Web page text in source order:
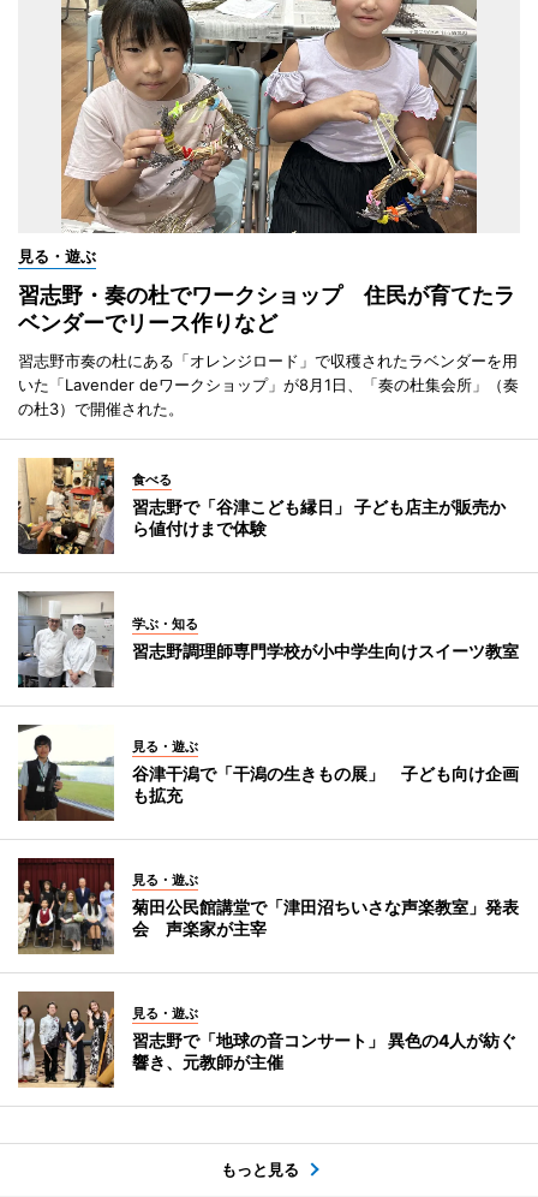
見る・遊ぶ
習志野・奏の杜でワークショップ 住民が育てたラ
ベンダーでリース作りなど
習志野市奏の杜にある「オレンジロード」で収穫されたラベンダーを用
いた「Lavender deワークショップ」が8月1日、「奏の杜集会所」（奏
の杜3）で開催された。
食べる
習志野で「谷津こども縁日」 子ども店主が販売か
ら値付けまで体験
学ぶ・知る
習志野調理師専門学校が小中学生向けスイーツ教室
見る・遊ぶ
谷津干潟で「干潟の生きもの展」 子ども向け企画
も拡充
見る・遊ぶ
菊田公民館講堂で「津田沼ちいさな声楽教室」発表
会 声楽家が主宰
見る・遊ぶ
習志野で「地球の音コンサート」 異色の4人が紡ぐ
響き、元教師が主催
もっと見る